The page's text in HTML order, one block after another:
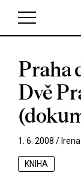
Praha
Dvě
1. 6. 2008 /
KNIHA